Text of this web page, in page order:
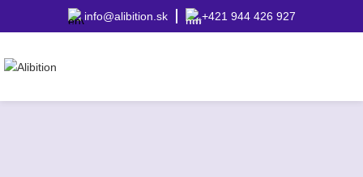
info@alibition.sk +421 944 426 927